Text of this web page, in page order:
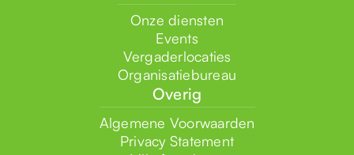
Onze diensten
Events
Vergaderlocaties
Organisatiebureau
Overig
Algemene Voorwaarden
Privacy Statement